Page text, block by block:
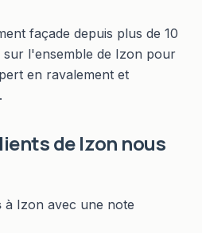
façade depuis plus de 10
l'ensemble de Izon pour
en ravalement et
.
deIzon nous
à Izon avec une note